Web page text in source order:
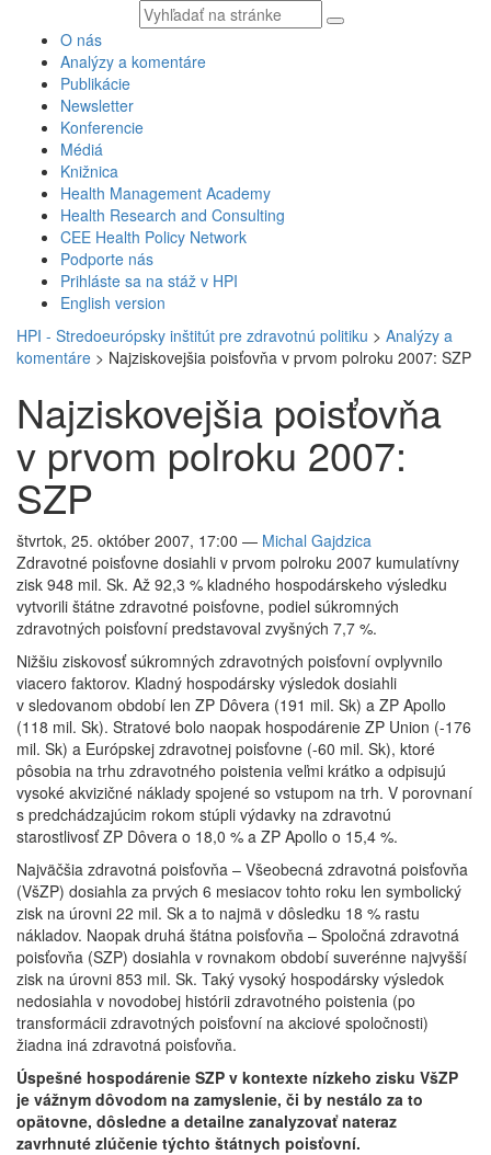
Vyhľadávaný
text
O nás
Analýzy a komentáre
Publikácie
Newsletter
Konferencie
Médiá
Knižnica
Health Management Academy
Health Research and Consulting
CEE Health Policy Network
Podporte nás
Prihláste sa na stáž v HPI
English version
HPI - Stredoeurópsky inštitút pre zdravotnú politiku > Analýzy a
komentáre > Najziskovejšia poisťovňa v prvom polroku 2007: SZP
Najziskovejšia poisťovňa
v prvom polroku 2007:
SZP
štvrtok, 25. október 2007, 17:00 — Michal Gajdzica
Zdravotné poisťovne dosiahli v prvom polroku 2007 kumulatívny
zisk 948 mil. Sk. Až 92,3 % kladného hospodárskeho výsledku
vytvorili štátne zdravotné poisťovne, podiel súkromných
zdravotných poisťovní predstavoval zvyšných 7,7 %.
Nižšiu ziskovosť súkromných zdravotných poisťovní ovplyvnilo
viacero faktorov. Kladný hospodársky výsledok dosiahli
v sledovanom období len ZP Dôvera (191 mil. Sk) a ZP Apollo
(118 mil. Sk). Stratové bolo naopak hospodárenie ZP Union (-176
mil. Sk) a Európskej zdravotnej poisťovne (-60 mil. Sk), ktoré
pôsobia na trhu zdravotného poistenia veľmi krátko a odpisujú
vysoké akvizičné náklady spojené so vstupom na trh. V porovnaní
s predchádzajúcim rokom stúpli výdavky na zdravotnú
starostlivosť ZP Dôvera o 18,0 % a ZP Apollo o 15,4 %.
Najväčšia zdravotná poisťovňa – Všeobecná zdravotná poisťovňa
(VšZP) dosiahla za prvých 6 mesiacov tohto roku len symbolický
zisk na úrovni 22 mil. Sk a to najmä v dôsledku 18 % rastu
nákladov. Naopak druhá štátna poisťovňa – Spoločná zdravotná
poisťovňa (SZP) dosiahla v rovnakom období suverénne najvyšší
zisk na úrovni 853 mil. Sk. Taký vysoký hospodársky výsledok
nedosiahla v novodobej histórii zdravotného poistenia (po
transformácii zdravotných poisťovní na akciové spoločnosti)
žiadna iná zdravotná poisťovňa.
Úspešné hospodárenie SZP v kontexte nízkeho zisku VšZP
je vážnym dôvodom na zamyslenie, či by nestálo za to
opätovne, dôsledne a detailne zanalyzovať nateraz
zavrhnuté zlúčenie týchto štátnych poisťovní.